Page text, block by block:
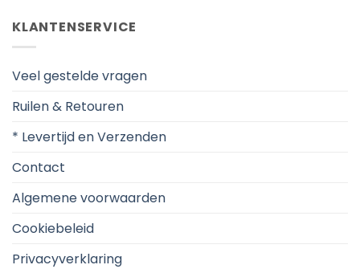
KLANTENSERVICE
Veel gestelde vragen
Ruilen & Retouren
* Levertijd en Verzenden
Contact
Algemene voorwaarden
Cookiebeleid
Privacyverklaring